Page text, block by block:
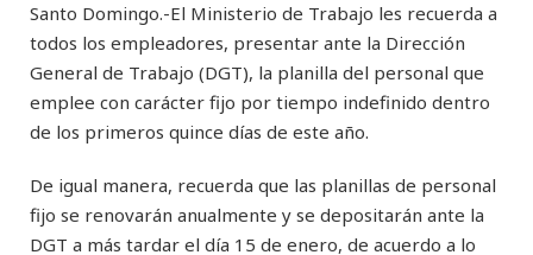
Santo Domingo.-El Ministerio de Trabajo les recuerda a
todos los empleadores, presentar ante la Dirección
General de Trabajo (DGT), la planilla del personal que
emplee con carácter fijo por tiempo indefinido dentro
de los primeros quince días de este año.
De igual manera, recuerda que las planillas de personal
fijo se renovarán anualmente y se depositarán ante la
DGT a más tardar el día 15 de enero, de acuerdo a lo